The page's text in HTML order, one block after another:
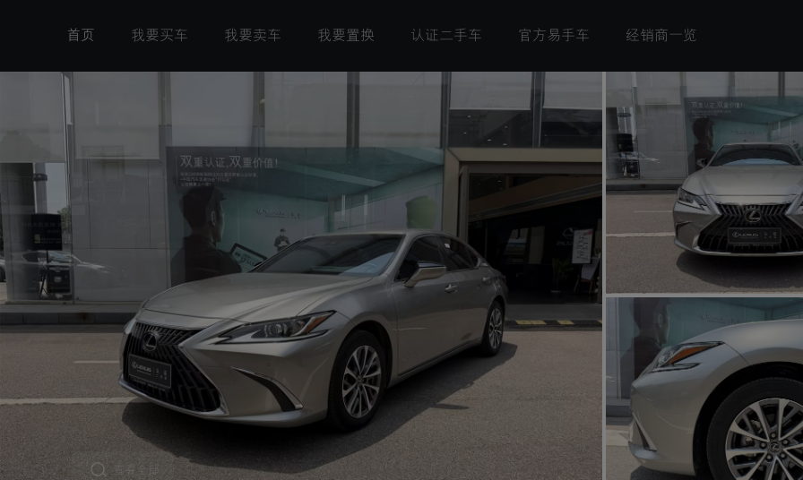
首页 我要买车 我要卖车 我要置换 认证二手车 官方易手车 经销商一览
查看全部